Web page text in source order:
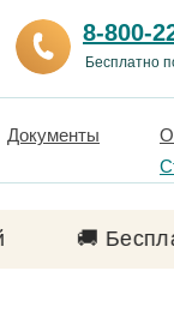
Документы
8-800-
Бесплатно